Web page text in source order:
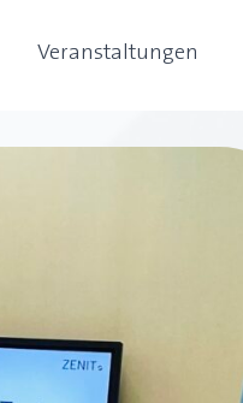
Veranstaltungen